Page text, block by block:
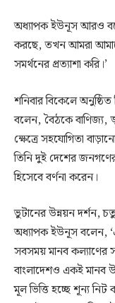
অধ্যাপক ইউনূস আরও
করছে, তখন আমরা
সমর্থনের প্রত্যাশা করি।’
শনিবার বিকেলে
বলেন, বৈঠকে বাণিজ্য,
ক্ষেত্রে সহযোগিতা
তিনি দুই দেশের
হিসেবে বর্ণনা করেন।
ভুটানের উন্নয়ন দর্শন,
অধ্যাপক ইউনূস বলেন,
সবসময় মানব কল্যাণের
বাংলাদেশও একই মানব
মূল ভিত্তি হচ্ছে শূন্য নিট